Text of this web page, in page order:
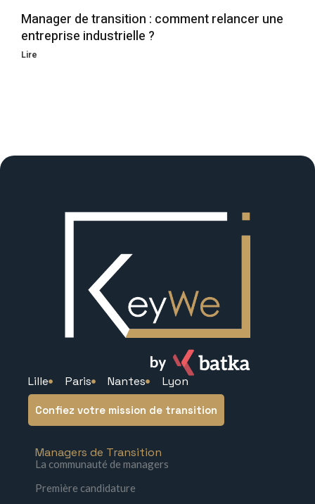
Manager de transition : comment relancer une
entreprise industrielle ?
Lire
Lille Paris Nantes Lyon
Confiez votre mission de transition
Managers de Transition
La communauté de managers
Première candidature